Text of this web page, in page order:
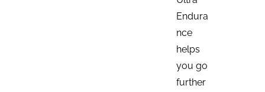
Endura
nce
helps
you go
further